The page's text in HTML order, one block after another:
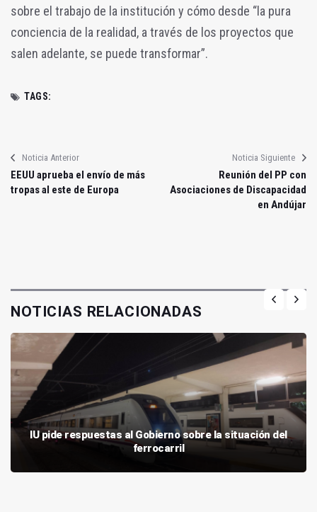
sobre el trabajo de la institución y cómo desde “la pura
conciencia de la realidad, a través de los proyectos que
salen adelante, se puede transformar”.
TAGS:
Noticia Anterior
EEUU aprueba el envío de más
tropas al este de Europa
Noticia Siguiente
Reunión del PP con
Asociaciones de Discapacidad
en Andújar
NOTICIAS RELACIONADAS
IU pide respuestas al Gobierno sobre la situación del
ferrocarril